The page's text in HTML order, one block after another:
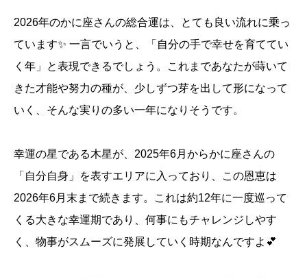
2026年のかに座さんの総合運は、とても良い流れに乗っ
ています✨ 一言でいうと、「自分の手で幸せを育ててい
く年」と表現できるでしょう。これまであなたが蒔いて
きた才能や努力の種が、少しずつ芽を出して形になって
いく、そんな実りの多い一年になりそうです。
幸運の星である木星が、2025年6月からかに座さんの
「自分自身」を表すエリアに入っており、この恩恵は
2026年6月末まで続きます。これは約12年に一度巡って
くる大きな幸運期であり、何事にもチャレンジしやす
く、物事がスムーズに発展していく時期なんですよ💕